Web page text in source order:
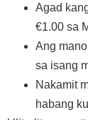
Agad
€1.00 sa
Ang
sa isang
Nakamit
habang